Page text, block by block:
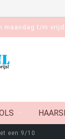
maandag t/m
een 9/10